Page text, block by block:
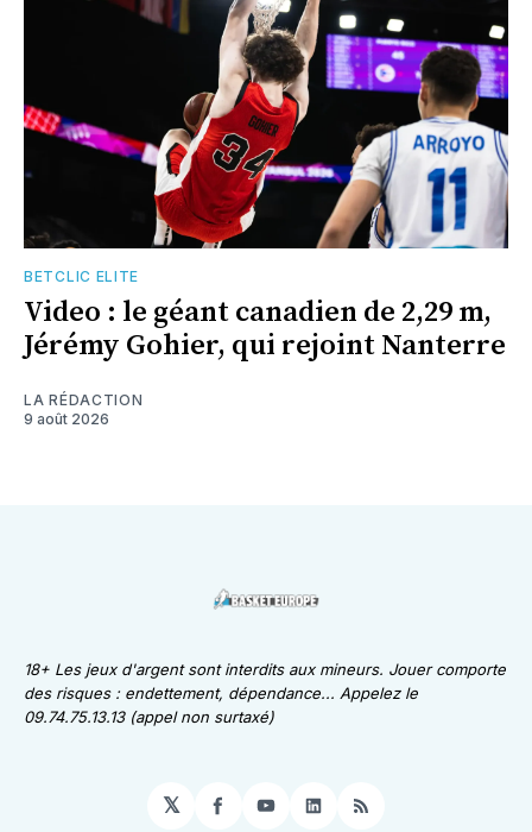
BETCLIC ELITE
Video : le géant canadien de 2,29 m,
Jérémy Gohier, qui rejoint Nanterre
LA RÉDACTION
9 août 2026
18+ Les jeux d'argent sont interdits aux mineurs. Jouer comporte
des risques : endettement, dépendance... Appelez le
09.74.75.13.13 (appel non surtaxé)
𝕏 Facebook
YouTube
LinkedIn
RSS